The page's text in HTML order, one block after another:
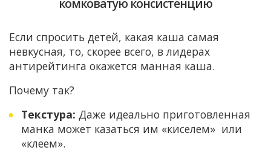
комковатую консистенцию
Если спросить детей, какая каша самая
невкусная, то, скорее всего, в лидерах
антирейтинга окажется манная каша.
Почему так?
Текстура: Даже идеально приготовленная
манка может казаться им «киселем» или
«клеем».